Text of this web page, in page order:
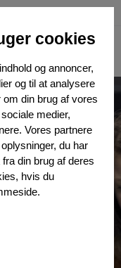
cookies
og annoncer,
og til at analysere
din brug af vores
medier,
Vores partnere
du har
din brug af deres
hvis du